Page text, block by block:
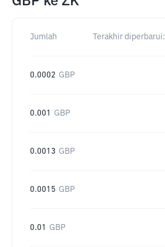
Jumlah Terakhir diperbarui:
0.0002 GBP
0.001 GBP
0.0013 GBP
0.0015 GBP
0.01 GBP